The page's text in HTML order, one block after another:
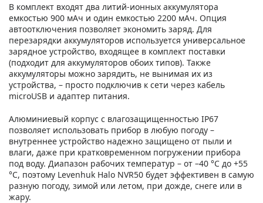
В комплект входят два литий-ионных аккумулятора
емкостью 900 мАч и один емкостью 2200 мАч. Опция
автоотключения позволяет экономить заряд. Для
перезарядки аккумуляторов используется универсальное
зарядное устройство, входящее в комплект поставки
(подходит для аккумуляторов обоих типов). Также
аккумуляторы можно зарядить, не вынимая их из
устройства, – просто подключив к сети через кабель
microUSB и адаптер питания.
Алюминиевый корпус с влагозащищенностью IP67
позволяет использовать прибор в любую погоду –
внутреннее устройство надежно защищено от пыли и
влаги, даже при кратковременном погружении прибора
под воду. Диапазон рабочих температур – от –40 °C до +55
°C, поэтому Levenhuk Halo NVR50 будет эффективен в самую
разную погоду, зимой или летом, при дожде, снеге или в
жару.